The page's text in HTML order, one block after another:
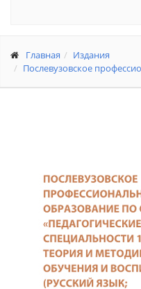
Главная
Издания
Послевузовское